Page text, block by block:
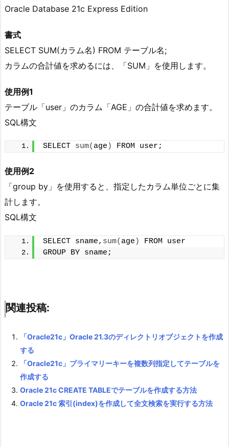
Oracle Database 21c Express Edition
書式
SELECT SUM(カラム名) FROM テーブル名;
カラムの合計値を求めるには、「SUM」を使用します。
使用例1
テーブル「user」のカラム「AGE」の合計値を求めます。
SQL構文
SELECT sum( age ) FROM user;
使用例2
「group by」を使用すると、指定したカラム単位ごとに集
計します。
SQL構文
SELECT sname, sum( age )
FROM user
GROUP BY sname;
関連投稿:
「Oracle21c」Oracle 21.3のディレクトリオブジェクトを作成
する
「Oracle21c」プライマリーキーを複数列指定してテーブルを
作成する
Oracle 21c CREATE TABLEでテーブルを作成する方法
Oracle 21c 索引(index)を作成して全文検索を実行する方法